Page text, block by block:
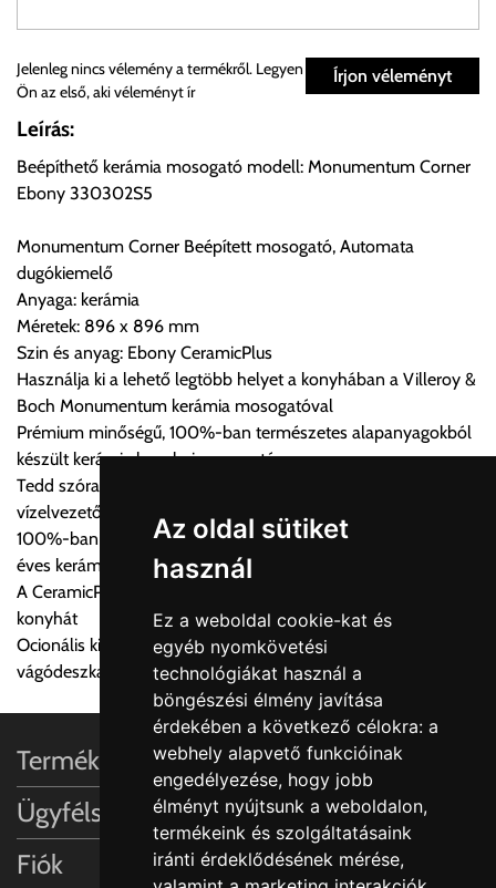
Az oldal sütiket
használ
Ez a weboldal cookie-kat és
egyéb nyomkövetési
technológiákat használ a
böngészési élmény javítása
érdekében a következő célokra: a
webhely alapvető funkcióinak
engedélyezése, hogy jobb
élményt nyújtsunk a weboldalon,
termékeink és szolgáltatásaink
iránti érdeklődésének mérése,
Személyes átvétel:
Önnek lehetősége van rendelését a beérkezést követően
előre egyeztetett időpontban.
Szállítási díjak:
Az oldalunkon rendelés esetén, amennyiben szállítást is kér,
úgy esetenként több lehetőséget ajánl fel a program. Kérjük, a
vásárolt árú figyelembevételével az önnek megfelelő szállítási
költséget válassza ki.
Amennyiben nem biztos választásában, vagy a program
automatikusan nem ajánl fel szállítási költséget, úgy válassza
a 0.- forintos szállítást, kollégáink megvizsgálják a vásárolt
termék adatait, majd visszaigazolják a szállítás költségét.
Ingyenes szállítási lehetőség nincs!
Egyes termékek súlyát a program nem ismeri, rendelés esetén
a központ igazolja vissza. Amennyiben a költséget az Ön által
gondoltnál magasabb értékben igazoljuk vissza, úgy a
visszaigazolástól számított 24 órán belül a terméket
lemondhatja, vagy kérheti a személyes átvételre való
FIGYELEM!!
KERÁMIA TERMÉKEK SZÁLLÍTATÁSA NEM, VAGY CSAK
A MEGRENDELŐ KIFEJEZETT KÉRÉSÉRE ÉS
FELELŐSSÉGÉRE LEHETSÉGES!!
Írjon véleményt
Jelenleg nincs vélemény a termékről. Legyen
Ön az első, aki véleményt ír
Leírás:
Beépíthető kerámia mosogató modell: Monumentum Corner
Ebony 330302S5
Monumentum Corner Beépített mosogató, Automata
dugókiemelő
Anyaga: kerámia
Méretek: 896 x 896 mm
Szin és anyag: Ebony CeramicPlus
Használja ki a lehető legtöbb helyet a konyhában a Villeroy &
Boch Monumentum kerámia mosogatóval
Prémium minőségű, 100%-ban természetes alapanyagokból
készült kerámia konyhai mosogató
Tedd szórakoztatóvá a mosogatást a funkcionális
vízelvezetővel felszerelt mosogatóval
100%-ban természetes alapanyagok és kézművesség 270
éves kerámia tapasztalattal
A CeramicPlus könnyen gondozható, és tisztán tartja a
konyhát
Ocionális kiegészítők: Rozsdamentes acél akasztható tálca és
vágódeszka valódi fa furnérral
Termékinformációk
Ügyfélszolgálat
Fiók